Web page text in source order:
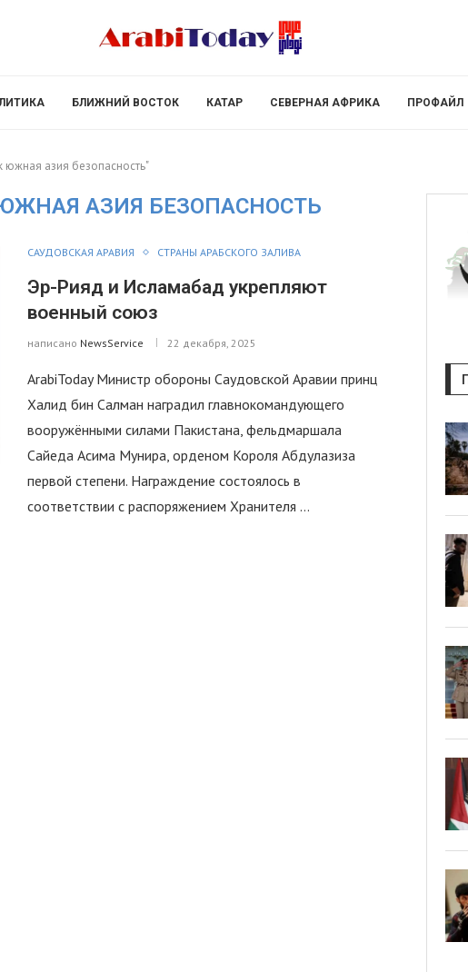
БЛИЖНИЙ ВОСТОК КАТАР СЕВЕРНАЯ АФРИКА ПРОФАЙЛ
южная азия безопасность"
АЗИЯ БЕЗОПАСНОСТЬ
САУДОВСКАЯ АРАВИЯ СТРАНЫ АРАБСКОГО ЗАЛИВА
Эр-Рияд и Исламабад укрепляют
военный союз
написано NewsService 22 декабря, 2025
ArabiToday Министр обороны Саудовской Аравии принц
Халид бин Салман наградил главнокомандующего
вооружёнными силами Пакистана, фельдмаршала
Сайеда Асима Мунира, орденом Короля Абдулазиза
первой степени. Награждение состоялось в
соответствии с распоряжением Хранителя …